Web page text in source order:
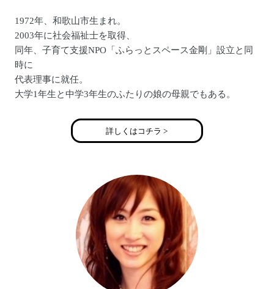
朝霧JAM・SUNSET LIVE・頂・WIND BLOW・FESTA DE
RAMA・FREEDOMなど、数々のフェスティバルを盛り上げ
る。
2000 年結成。1stアルバムで、新人では異例のFM802ヘビー
ローテーションに選ばれる。その後もアルバムを出すたび
に、全国各ラジオ局のパワープレイに選 ばれ続ける。タワ
の音楽番組に多数出演。
2013年5月11日、充電期間を終えたVo.maiやコーラスも完全
のメンバーで再始動！！
1972年、和歌山市生まれ。
2003年に社会福祉士を取得、
同年、子育て支援NPO「ふらっとスペース金剛」設立と同
時に
代表理事に就任。
大学1年生と中学3年生のふたりの娘の母親でもある。
詳しくはコチラ >